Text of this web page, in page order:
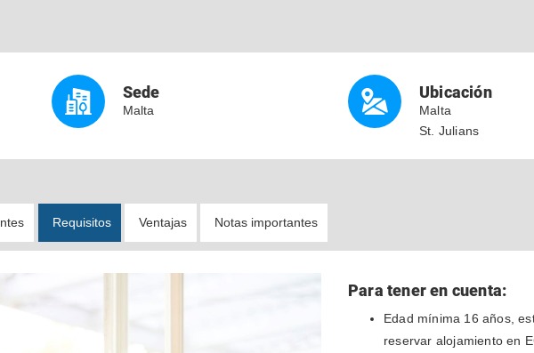
Sede
Malta
Ubicación
Malta
St. Julians
Requisitos Ventajas Notas importantes
Para tener en cuenta:
Edad mínima 16 años,
reservar alojamiento en